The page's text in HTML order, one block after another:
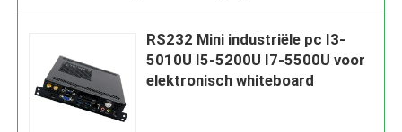
RS232 Mini industriële pc I3-
5010U I5-5200U I7-5500U voor
elektronisch whiteboard